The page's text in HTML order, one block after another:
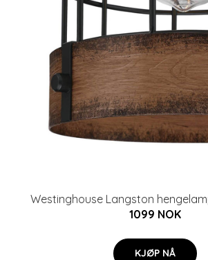
Westinghouse Langston
1099 NOK
KJØP NÅ